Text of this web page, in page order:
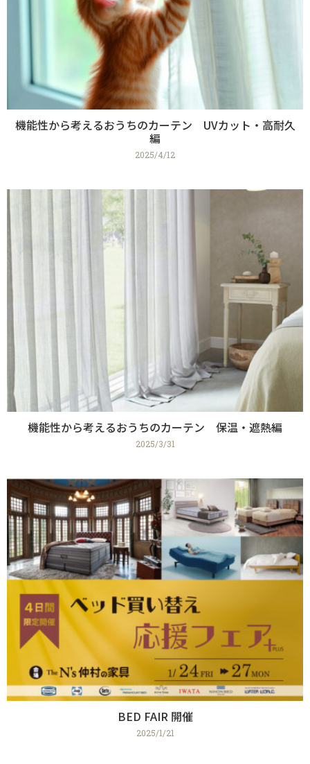
機能性から考えるおうちのカーテン UVカット・高耐久
編
2025/4/12
機能性から考えるおうちのカーテン 保温・遮熱編
2025/3/31
BED FAIR 開催
2025/1/21